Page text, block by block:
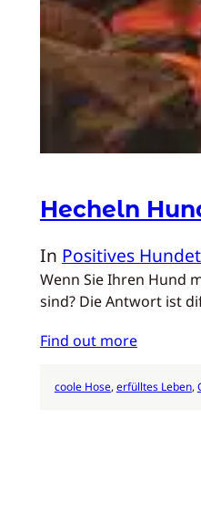
Hecheln
In Positives
Wenn Sie Ihren Hund
sind? Die Antwort ist
Find out more
coole Hose, erfülltes Leben,